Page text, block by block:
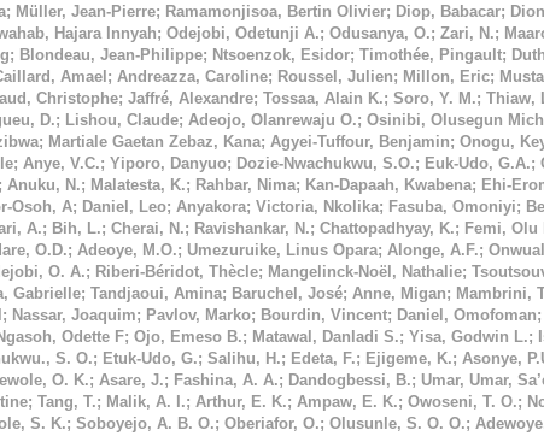
; Müller, Jean-Pierre; Ramamonjisoa, Bertin Olivier; Diop, Babacar;
Hajara Innyah; Odejobi, Odetunji A.; Odusanya, O.; Zari, N.;
; Blondeau, Jean-Philippe; Ntsoenzok, Esidor; Timothée, Pingault;
Amael ; Andreazza, Caroline; Roussel, Julien; Millon, Eric;
Christophe; Jaffré, Alexandre; Tossaa, Alain K.; Soro, Y. M.; Thiaw,
D.; Lishou, Claude; Adeojo, Olanrewaju O.; Osinibi, Olusegun
; Martiale Gaetan Zebaz, Kana; Agyei-Tuffour, Benjamin; Onogu,
; Anye, V.C.; Yiporo, Danyuo; Dozie-Nwachukwu, S.O.; Euk-Udo, G.A.;
Anuku, N.; Malatesta, K.; Rahbar, Nima; Kan-Dapaah, Kwabena; Ehi-
Osoh, A; Daniel, Leo; Anyakora; Victoria, Nkolika; Fasuba, Omoniyi;
A.; Bih, L.; Cherai, N.; Ravishankar, N.; Chattopadhyay, K.; Femi, Olu
O.D.; Adeoye, M.O.; Umezuruike, Linus Opara; Alonge, A.F.;
O. A.; Riberi-Béridot, Thècle; Mangelinck-Noël, Nathalie;
Gabrielle; Tandjaoui, Amina; Baruchel, José; Anne, Migan; Mambrini,
; Nassar, Joaquim; Pavlov, Marko; Bourdin, Vincent; Daniel, Omofoman;
Odette F; Ojo, Emeso B.; Matawal, Danladi S.; Yisa, Godwin L.;
S. O.; Etuk-Udo, G.; Salihu, H.; Edeta, F.; Ejigeme, K.; Asonye,
O. K.; Asare, J.; Fashina, A. A.; Dandogbessi, B.; Umar, Umar,
; Tang, T.; Malik, A. I.; Arthur, E. K.; Ampaw, E. K.; Owoseni, T. O.;
S. K.; Soboyejo, A. B. O.; Oberiafor, O.; Olusunle, S. O. O.;